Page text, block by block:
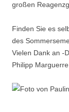
großen
Finden Sie es
des
Vielen Dank an -
Philipp